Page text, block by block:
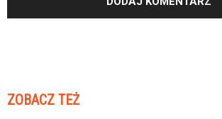
ZOBACZ TEŻ